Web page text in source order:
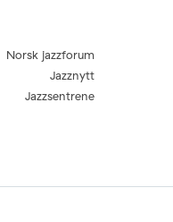
Norsk jazzforum
Jazznytt
Jazzsentrene